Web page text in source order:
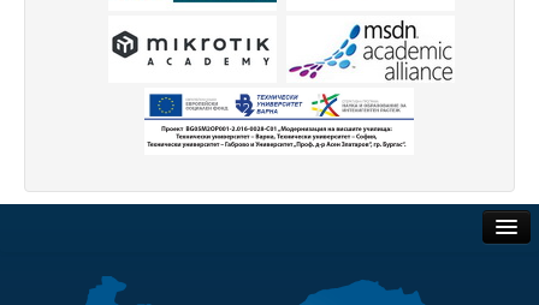
Факултет по изчислителна техника и автоматизация
Машинно-технологичен факултет
Корабостроителен факултет
Начало